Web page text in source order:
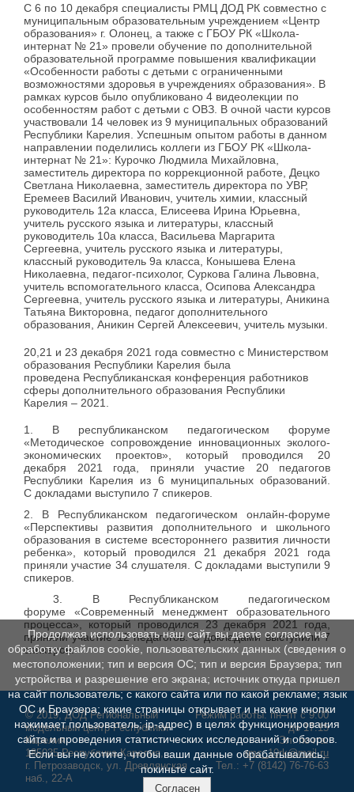
С 6 по 10 декабря специалисты РМЦ ДОД РК совместно с
муниципальным образовательным учреждением «Центр
образования» г. Олонец, а также с ГБОУ РК «Школа-
интернат № 21» провели обучение по дополнительной
образовательной программе повышения квалификации
«Особенности работы с детьми с ограниченными
возможностями здоровья в учреждениях образования». В
рамках курсов было опубликовано 4 видеолекции по
особенностям работ с детьми с ОВЗ. В очной части курсов
участвовали 14 человек из 9 муниципальных образований
Республики Карелия. Успешным опытом работы в данном
направлении поделились коллеги из ГБОУ РК «Школа-
интернат № 21»: Курочко Людмила Михайловна,
заместитель директора по коррекционной работе, Децко
Светлана Николаевна, заместитель директора по УВР,
Еремеев Василий Иванович, учитель химии, классный
руководитель 12а класса, Елисеева Ирина Юрьевна,
учитель русского языка и литературы, классный
руководитель 10а класса, Васильева Маргарита
Сергеевна, учитель русского языка и литературы,
классный руководитель 9а класса, Конышева Елена
Николаевна, педагог-психолог, Суркова Галина Львовна,
учитель вспомогательного класса, Осипова Александра
Сергеевна, учитель русского языка и литературы, Аникина
Татьяна Викторовна, педагог дополнительного
образования, Аникин Сергей Алексеевич, учитель музыки.
20,21 и 23 декабря 2021 года совместно с Министерством
образования Республики Карелия была
проведена Республиканская конференция работников
сферы дополнительного образования Республики
Карелия – 2021.
1. В республиканском педагогическом форуме
«Методическое сопровождение инновационных эколого-
экономических проектов», который проводился 20
декабря 2021 года, приняли участие 20 педагогов
Республики Карелия из 6 муниципальных образований.
С докладами выступило 7 спикеров.
2. В Республиканском педагогическом онлайн-форуме
«Перспективы развития дополнительного и школьного
образования в системе всестороннего развития личности
ребенка», который проводился 21 декабря 2021 года
приняли участие 34 слушателя. С докладами выступили 9
спикеров.
3. В Республиканском педагогическом
форуме «Современный менеджмент образовательного
процесса», который проводился 23 декабря 2021 года,
приняли участие 12 педагогов. С докладами выступили 7
спикеров.
© 2019, ДОД Региональный
модельный центр Республики
Карелия
185035 Республика Карелия,
г. Петрозаводск, ул. Древлянская
наб., 22-А
Режим работы: пн–пт с 9:00
до 17:15
Эл. почта:
rmc_10rk@mail.ru
Тел.:+7 (8142) 76-76-63
Продолжая использовать наш сайт, вы даете согласие на
обработку файлов cookie, пользовательских данных (сведения о
местоположении; тип и версия ОС; тип и версия Браузера; тип
устройства и разрешение его экрана; источник откуда пришел
на сайт пользователь; с какого сайта или по какой рекламе; язык
ОС и Браузера; какие страницы открывает и на какие кнопки
нажимает пользователь; ip-адрес) в целях функционирования
сайта и проведения статистических исследований и обзоров.
Если вы не хотите, чтобы ваши данные обрабатывались,
покиньте сайт.
Согласен